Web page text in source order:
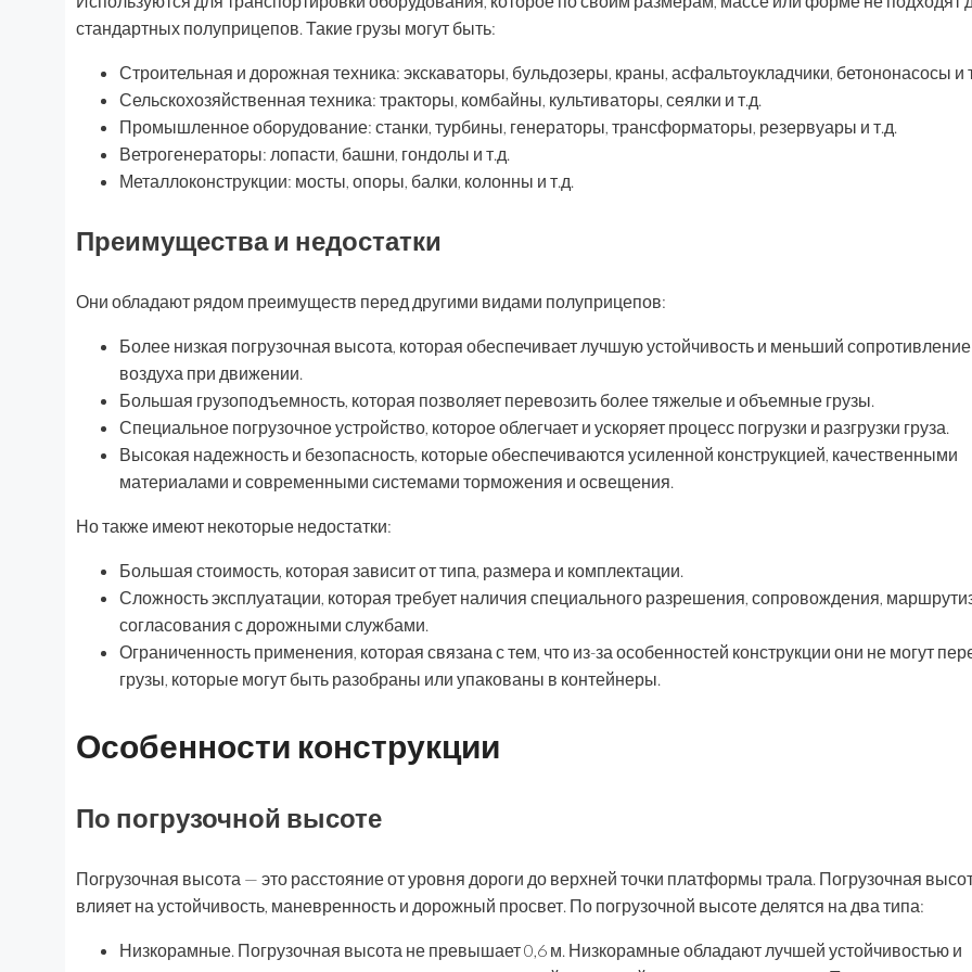
стандартных полуприцепов. Такие грузы могут быть:
Строительная и дорожная техника: экскаваторы, бульдозеры, краны, асфальтоукладчики, бетононасосы и
Сельскохозяйственная техника: тракторы, комбайны, культиваторы, сеялки и т.д.
Промышленное оборудование: станки, турбины, генераторы, трансформаторы, резервуары и т.д.
Ветрогенераторы: лопасти, башни, гондолы и т.д.
Металлоконструкции: мосты, опоры, балки, колонны и т.д.
Преимущества и недостатки
Они обладают рядом преимуществ перед другими видами полуприцепов:
Более низкая погрузочная высота, которая обеспечивает лучшую устойчивость и меньший сопротивление
воздуха при движении.
Большая грузоподъемность, которая позволяет перевозить более тяжелые и объемные грузы.
Специальное погрузочное устройство, которое облегчает и ускоряет процесс погрузки и разгрузки груза.
Высокая надежность и безопасность, которые обеспечиваются усиленной конструкцией, качественными
материалами и современными системами торможения и освещения.
Но также имеют некоторые недостатки:
Большая стоимость, которая зависит от типа, размера и комплектации.
Сложность эксплуатации, которая требует наличия специального разрешения, сопровождения,
согласования с дорожными службами.
Ограниченность применения, которая связана с тем, что из-за особенностей конструкции они не могут
грузы, которые могут быть разобраны или упакованы в контейнеры.
Особенности конструкции
По погрузочной высоте
Погрузочная высота — это расстояние от уровня дороги до верхней точки платформы трала. Погрузочная
влияет на устойчивость, маневренность и дорожный просвет. По погрузочной высоте делятся на два типа:
Низкорамные. Погрузочная высота не превышает 0,6 м. Низкорамные обладают лучшей устойчивостью и